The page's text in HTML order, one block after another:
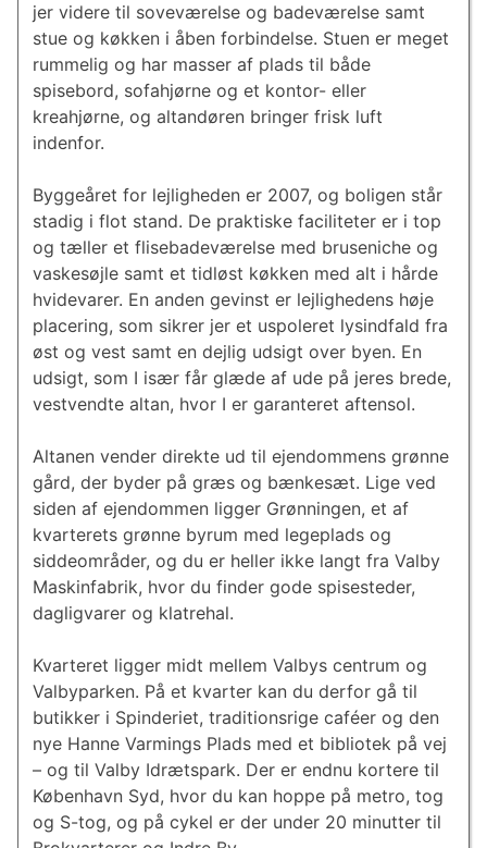
jer videre til soveværelse og badeværelse samt
stue og køkken i åben forbindelse. Stuen er meget
rummelig og har masser af plads til både
spisebord, sofahjørne og et kontor- eller
kreahjørne, og altandøren bringer frisk luft
indenfor.
Byggeåret for lejligheden er 2007, og boligen står
stadig i flot stand. De praktiske faciliteter er i top
og tæller et flisebadeværelse med bruseniche og
vaskesøjle samt et tidløst køkken med alt i hårde
hvidevarer. En anden gevinst er lejlighedens høje
placering, som sikrer jer et uspoleret lysindfald fra
øst og vest samt en dejlig udsigt over byen. En
udsigt, som I især får glæde af ude på jeres brede,
vestvendte altan, hvor I er garanteret aftensol.
Altanen vender direkte ud til ejendommens grønne
gård, der byder på græs og bænkesæt. Lige ved
siden af ejendommen ligger Grønningen, et af
kvarterets grønne byrum med legeplads og
siddeområder, og du er heller ikke langt fra Valby
Maskinfabrik, hvor du finder gode spisesteder,
dagligvarer og klatrehal.
Kvarteret ligger midt mellem Valbys centrum og
Valbyparken. På et kvarter kan du derfor gå til
butikker i Spinderiet, traditionsrige caféer og den
nye Hanne Varmings Plads med et bibliotek på vej
– og til Valby Idrætspark. Der er endnu kortere til
København Syd, hvor du kan hoppe på metro, tog
og S-tog, og på cykel er der under 20 minutter til